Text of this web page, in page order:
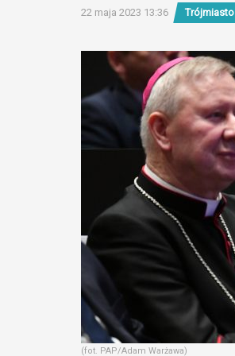
22 maja 2023 13:36 Trójmiasto
(fot. PAP/Adam Warżawa)